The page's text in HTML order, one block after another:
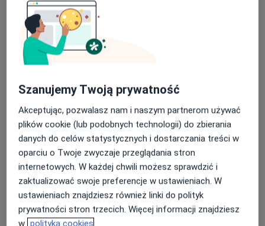
Główne obszary pomocy
Choroby ucha
Zapalenie gardła
Choroby migdałków
Dzieci
Rodzaje konsultacji
StacjonarneZobacz lokalizacje (1)
Zdjęcia i filmy
Szanujemy Twoją prywatność
Akceptując, pozwalasz nam i naszym partnerom używać
plików cookie (lub podobnych technologii) do zbierania
danych do celów statystycznych i dostarczania treści w
oparciu o Twoje zwyczaje przeglądania stron
internetowych. W każdej chwili możesz sprawdzić i
zaktualizować swoje preferencje w ustawieniach. W
ustawieniach znajdziesz również linki do polityk
prywatności stron trzecich. Więcej informacji znajdziesz
w polityka cookies